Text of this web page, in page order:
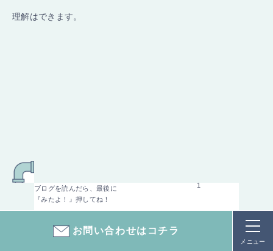
お問い合わせはコチラ
メニュー
理解はできます。
ブログを読んだら、最後に
『みたよ！』押してね！
1